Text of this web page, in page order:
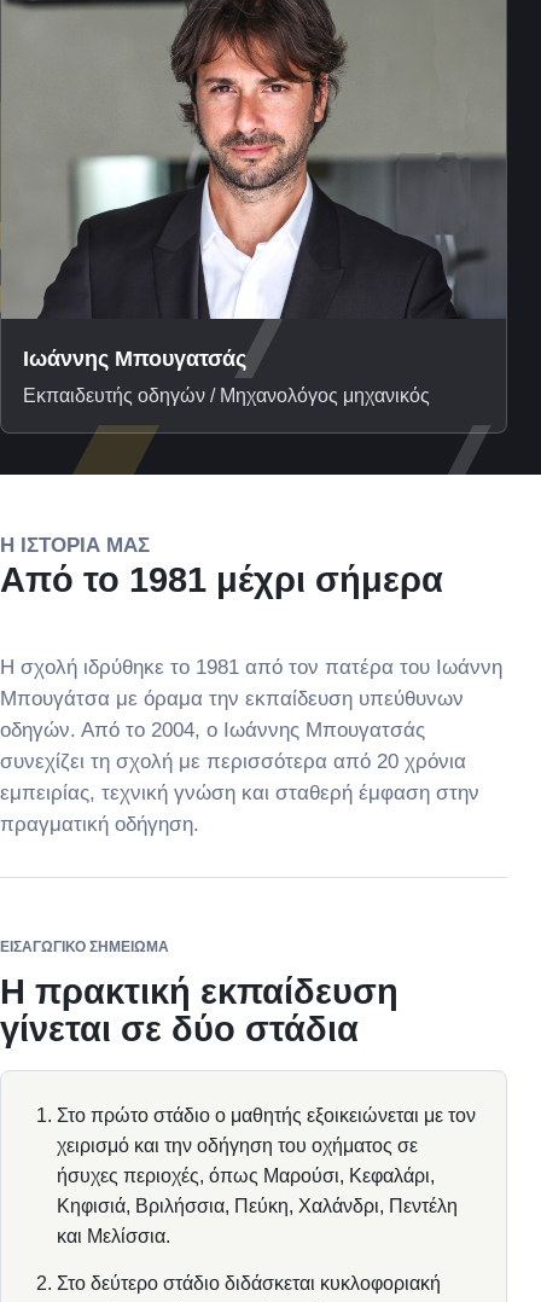
Ιωάννης Μπουγατσάς
Εκπαιδευτής οδηγών / Μηχανολόγος μηχανικός
Η ΙΣΤΟΡΊΑ ΜΑΣ
Από το 1981 μέχρι σήμερα
Η σχολή ιδρύθηκε το 1981 από τον πατέρα του Ιωάννη
Μπουγάτσα με όραμα την εκπαίδευση υπεύθυνων
οδηγών. Από το 2004, ο Ιωάννης Μπουγατσάς
συνεχίζει τη σχολή με περισσότερα από 20 χρόνια
εμπειρίας, τεχνική γνώση και σταθερή έμφαση στην
πραγματική οδήγηση.
ΕΙΣΑΓΩΓΙΚΌ ΣΗΜΕΊΩΜΑ
Η πρακτική εκπαίδευση
γίνεται σε δύο στάδια
Στο πρώτο στάδιο ο μαθητής εξοικειώνεται με τον
χειρισμό και την οδήγηση του οχήματος σε
ήσυχες περιοχές, όπως Μαρούσι, Κεφαλάρι,
Κηφισιά, Βριλήσσια, Πεύκη, Χαλάνδρι, Πεντέλη
και Μελίσσια.
Στο δεύτερο στάδιο διδάσκεται κυκλοφοριακή